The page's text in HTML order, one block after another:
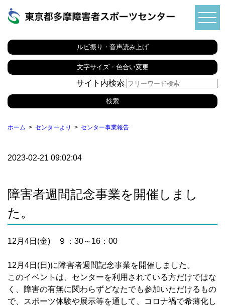
ルビ振り・音声読み上げ
文字サイズ・色合い変更
サイト内検索
ホーム センターより センター事業報告
2023-02-21 09:02:04
障害者週間記念事業を開催しまし
た。
12月4日(金) ９：30～16：00
12月4日(日)に障害者週間記念事業を開催しました。
このイベントは、センターを利用されている方だけではな
く、障害の有無に関わらずどなたでも参加いただけるもの
で、スポーツ体験や展示等を通して、コロナ禍で希薄化し